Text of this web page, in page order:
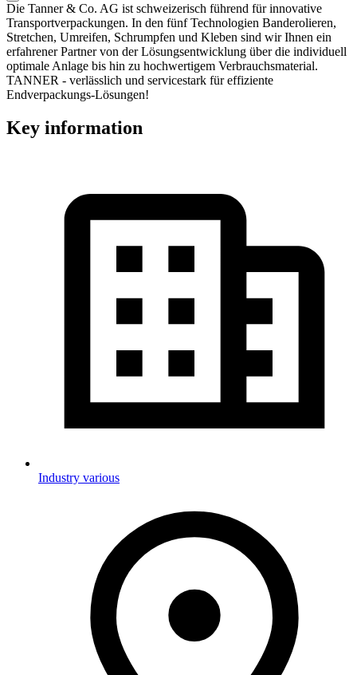
Die Tanner & Co. AG ist schweizerisch führend für innovative
Transportverpackungen. In den fünf Technologien Banderolieren,
Stretchen, Umreifen, Schrumpfen und Kleben sind wir Ihnen ein
erfahrener Partner von der Lösungsentwicklung über die individuell
optimale Anlage bis hin zu hochwertigem Verbrauchsmaterial.
TANNER - verlässlich und servicestark für effiziente
Endverpackungs-Lösungen!
Key information
Industry various